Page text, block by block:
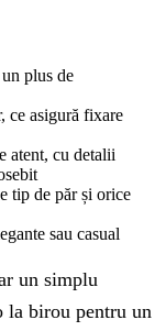
plus de
ce asigură fixare
atent, cu detalii
tip de păr și orice
sau casual
un simplu
la birou pentru un